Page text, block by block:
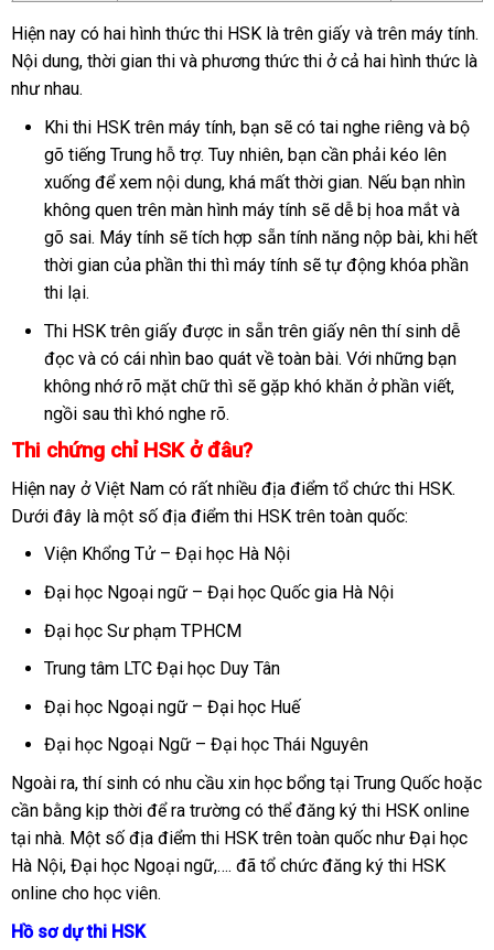
Hiện nay có hai hình thức thi HSK là trên giấy và trên máy tính.
Nội dung, thời gian thi và phương thức thi ở cả hai hình thức là
như nhau.
Khi thi HSK trên máy tính, bạn sẽ có tai nghe riêng và bộ
gõ tiếng Trung hỗ trợ. Tuy nhiên, bạn cần phải kéo lên
xuống để xem nội dung, khá mất thời gian. Nếu bạn nhìn
không quen trên màn hình máy tính sẽ dễ bị hoa mắt và
gõ sai. Máy tính sẽ tích hợp sẵn tính năng nộp bài, khi hết
thời gian của phần thi thì máy tính sẽ tự động khóa phần
thi lại.
Thi HSK trên giấy được in sẵn trên giấy nên thí sinh dễ
đọc và có cái nhìn bao quát về toàn bài. Với những bạn
không nhớ rõ mặt chữ thì sẽ gặp khó khăn ở phần viết,
ngồi sau thì khó nghe rõ.
Thi chứng chỉ HSK ở đâu?
Hiện nay ở Việt Nam có rất nhiều địa điểm tổ chức thi HSK.
Dưới đây là một số địa điểm thi HSK trên toàn quốc:
Viện Khổng Tử – Đại học Hà Nội
Đại học Ngoại ngữ – Đại học Quốc gia Hà Nội
Đại học Sư phạm TPHCM
Trung tâm LTC Đại học Duy Tân
Đại học Ngoại ngữ – Đại học Huế
Đại học Ngoại Ngữ – Đại học Thái Nguyên
Ngoài ra, thí sinh có nhu cầu xin học bổng tại Trung Quốc hoặc
cần bằng kịp thời để ra trường có thể đăng ký thi HSK online
tại nhà. Một số địa điểm thi HSK trên toàn quốc như Đại học
Hà Nội, Đại học Ngoại ngữ,…. đã tổ chức đăng ký thi HSK
online cho học viên.
Hồ sơ dự thi HSK